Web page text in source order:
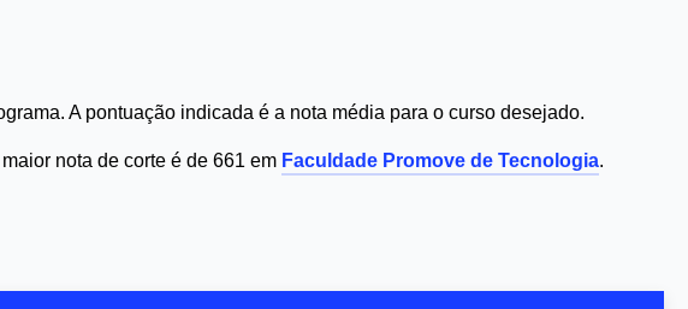
A pontuação indicada é a nota média para o curso desejado.
nota de corte é de 661 em Faculdade Promove de Tecnologia.